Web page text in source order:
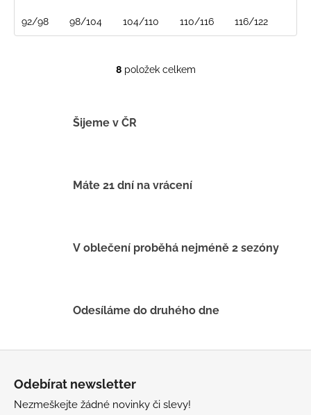
92/98 98/104 104/110 110/116 116/122
O
í
k
p
u
8položek celkem
Šijeme v ČR
Máte 21 dní na vrácení
V oblečení proběhá nejméně 2 sezóny
Odesíláme do druhého dne
Odebírat newsletter
Nezmeškejte žádné novinky či slevy!